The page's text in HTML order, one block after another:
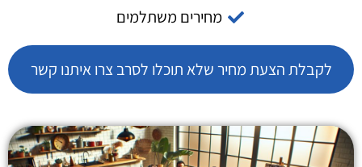
מחירים משתלמים
לקבלת הצעת מחיר שלא תוכלו לסרב צרו איתנו קשר